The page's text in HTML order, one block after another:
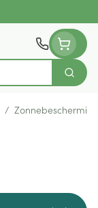
Zoek
/ Zonnebescherming